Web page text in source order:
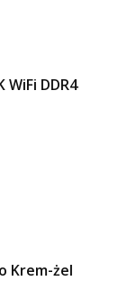
WiFi DDR4
Krem-żel